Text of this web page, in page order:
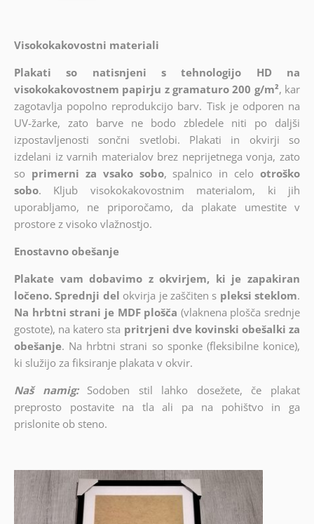
Visokokakovostni materiali
Plakati so natisnjeni s tehnologijo HD na
visokokakovostnem papirju z gramaturo 200 g/m², kar
zagotavlja popolno reprodukcijo barv. Tisk je odporen na
UV-žarke, zato barve ne bodo zbledele niti po daljši
izpostavljenosti sončni svetlobi. Plakati in okvirji so
izdelani iz varnih materialov brez neprijetnega vonja, zato
so primerni za vsako sobo, spalnico in celo otroško
sobo. Kljub visokokakovostnim materialom, ki jih
uporabljamo, ne priporočamo, da plakate umestite v
prostore z visoko vlažnostjo.
Enostavno obešanje
Plakate vam dobavimo z okvirjem, ki je zapakiran
ločeno. Sprednji del okvirja je zaščiten s pleksi steklom.
Na hrbtni strani je MDF plošča (vlaknena plošča srednje
gostote), na katero sta pritrjeni dve kovinski obešalki za
obešanje. Na hrbtni strani so sponke (fleksibilne konice),
ki služijo za fiksiranje plakata v okvir.
Naš namig:
Sodoben stil lahko dosežete, če plakat
preprosto postavite na tla ali pa na pohištvo in ga
prislonite ob steno.